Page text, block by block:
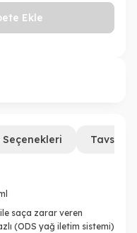
Ekle
Seçenekleri Tavsiye
saça zarar veren
(ODS yağ iletim sistemi)